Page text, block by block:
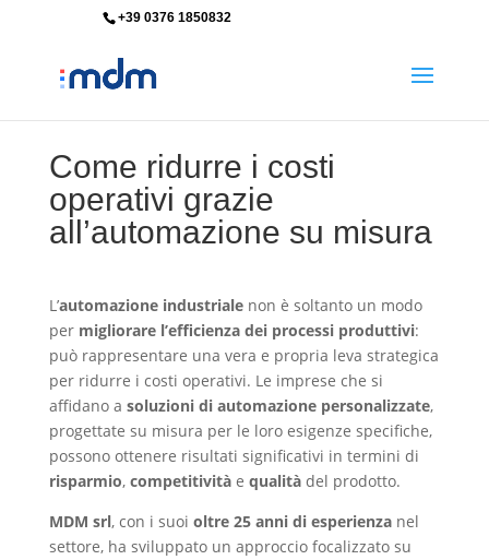
+39 0376 1850832
Come ridurre i costi
operativi grazie
all’automazione su misura
L’automazione industriale non è soltanto un modo
per migliorare l’efficienza dei processi produttivi:
può rappresentare una vera e propria leva strategica
per ridurre i costi operativi. Le imprese che si
affidano a soluzioni di automazione personalizzate,
progettate su misura per le loro esigenze specifiche,
possono ottenere risultati significativi in termini di
risparmio, competitivitàe qualitàdel prodotto.
MDM srl, con i suoi oltre 25 anni di esperienzanel
settore, ha sviluppato un approccio focalizzato su